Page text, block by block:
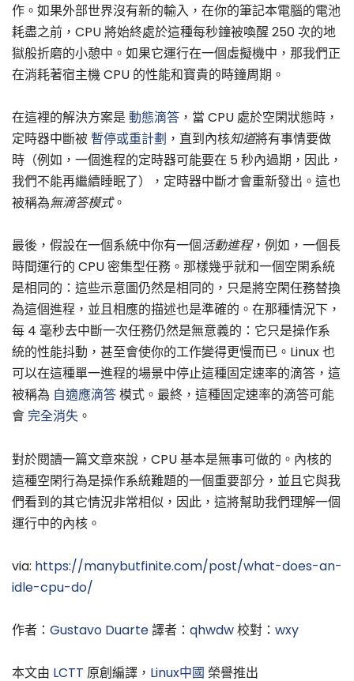
作。如果外部世界沒有新的輸入，在你的筆記本電腦的電池
耗盡之前，CPU 將始終處於這種每秒鐘被喚醒 250 次的地
獄般折磨的小憩中。如果它運行在一個虛擬機中，那我們正
在消耗著宿主機 CPU 的性能和寶貴的時鐘周期。
在這裡的解決方案是動態滴答 ，當 CPU 處於空閑狀態時，
定時器中斷被暫停或重計劃 ，直到內核知道將有事情要做
時（例如，一個進程的定時器可能要在 5 秒內過期，因此，
我們不能再繼續睡眠了），定時器中斷才會重新發出。這也
被稱為無滴答模式。
最後，假設在一個系統中你有一個活動進程，例如，一個長
時間運行的 CPU 密集型任務。那樣幾乎就和一個空閑系統
是相同的：這些示意圖仍然是相同的，只是將空閑任務替換
為這個進程，並且相應的描述也是準確的。在那種情況下，
每 4 毫秒去中斷一次任務仍然是無意義的：它只是操作系
統的性能抖動，甚至會使你的工作變得更慢而已。Linux 也
可以在這種單一進程的場景中停止這種固定速率的滴答，這
被稱為 自適應滴答模式。最終，這種固定速率的滴答可能
會完全消失 。
對於閱讀一篇文章來說，CPU 基本是無事可做的。內核的
這種空閑行為是操作系統難題的一個重要部分，並且它與我
們看到的其它情況非常相似，因此，這將幫助我們理解一個
運行中的內核。
via: https://manybutfinite.com/post/what-does-an-
idle-cpu-do/
作者： Gustavo Duarte譯者： qhwdw校對： wxy
本文由 LCTT 原創編譯， Linux中國 榮譽推出